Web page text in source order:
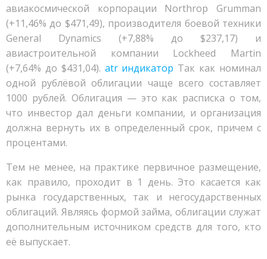
авиакосмической корпорации Northrop Grumman
(+11,46% до $471,49), производителя боевой техники
General Dynamics (+7,88% до $237,17) и
авиастроительной компании Lockheed Martin
(+7,64% до $431,04). atr индикатор Так как номинал
одной рублёвой облигации чаще всего составляет
1000 рублей. Облигация — это как расписка о том,
что инвестор дал деньги компании, и организация
должна вернуть их в определенный срок, причем с
процентами.
Тем не менее, на практике первичное размещение,
как правило, проходит в 1 день. Это касается как
рынка государственных, так и негосударственных
облигаций. Являясь формой займа, облигации служат
дополнительным источником средств для того, кто
её выпускает.